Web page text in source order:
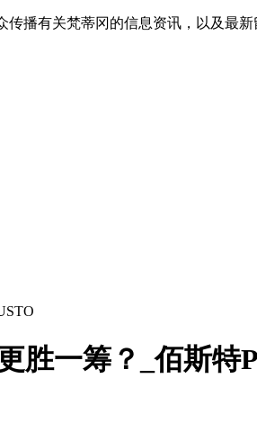
播有关梵蒂冈的信息资讯，以及最新
一筹？_佰斯特